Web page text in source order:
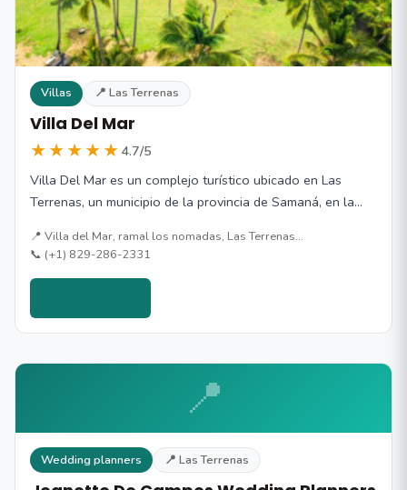
Villas 📍 Las Terrenas
Villa Del Mar
★★★★★ 4.7/5
Villa Del Mar es un complejo turístico ubicado en Las
Terrenas, un municipio de la provincia de Samaná, en la…
📍 Villa del Mar, ramal los nomadas, Las Terrenas…
📞 (+1) 829-286-2331
📍
Wedding planners 📍 Las Terrenas